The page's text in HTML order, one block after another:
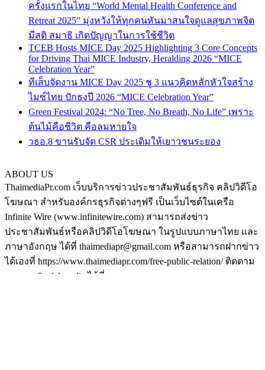
ครั้งแรกในไทย “World Mental Health Conference and
Retreat 2025” มุ่งหวังให้ทุกคนหันมาสนใจดูแลสุขภาพจิต
มีสติ สมาธิ เกิดปัญญาในการใช้ชีวิต
TCEB Hosts MICE Day 2025 Highlighting 3 Core Concepts
for Driving Thai MICE Industry, Heralding 2026 “MICE
Celebration Year”
ทีเส็บจัดงาน MICE Day 2025 ชู 3 แนวคิดหลักหัวใจสร้าง
ไมซ์ไทย ปักธงปี 2026 “MICE Celebration Year”
Green Festival 2024: “No Tree, No Breath, No Life” เพราะ
ต้นไม้คือชีวิต คือลมหายใจ
วธอ.8 ขานรับจัด CSR ประเดิมให้เยาวชนระยอง
ABOUT US
ThaimediaPr.com เว็บบริการข่าวประชาสัมพันธ์ธุรกิจ คลิปวิดีโอ
โฆษณา สำหรับองค์กรธุรกิจต่างๆฟรี เป็นเว็บไซต์ในเครือ
Infinite Wire (www.infinitewire.com) สามารถส่งข่าว
ประชาสัมพันธ์หรือคลิปวิดีโอโฆษณา ในรูปแบบภาษาไทย และ
ภาษาอังกฤษ ได้ที่ thaimediapr@gmail.com หรือสามารถฝากข่าว
ได้เองที่ https://www.thaimediapr.com/free-public-relation/ ติดตาม
เราทาง Social media ได้ที่